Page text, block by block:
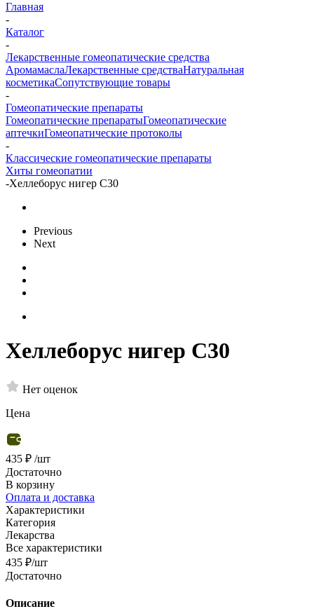
Главная
-
Каталог
-
Лекарственные гомеопатические средства
АромамаслаЛекарственные средстваНатуральная
косметикаСопутствующие товары
-
Гомеопатические препараты
Гомеопатические препаратыГомеопатические
аптечкиГомеопатические протоколы
-
Классические гомеопатические препараты
Хиты гомеопатии
-Хеллеборус нигер С30
Previous
Next
Хеллеборус нигер С30
Нет оценок
Цена
435 ₽ /шт
Достаточно
В корзину
Оплата и доставка
Характеристики
Категория
Лекарства
Все характеристики
435 ₽/шт
Достаточно
Описание